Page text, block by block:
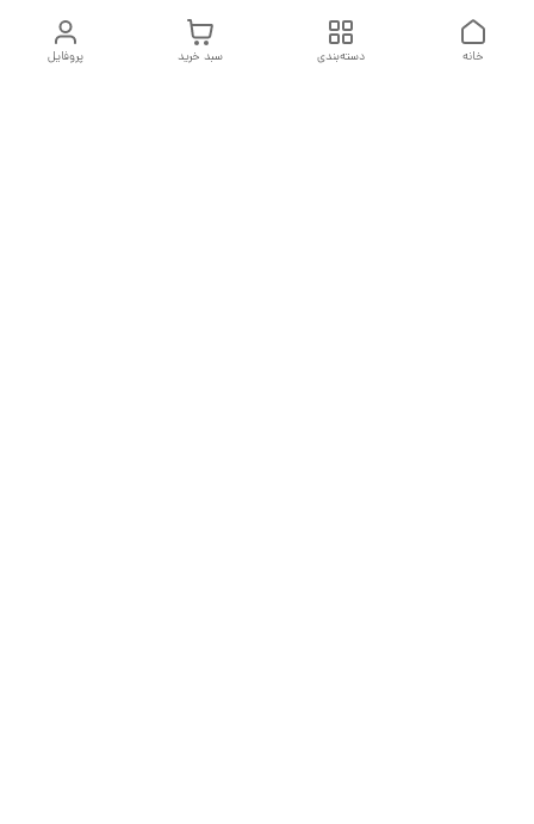
پروفایل سبد خرید دسته‌بندی خانه